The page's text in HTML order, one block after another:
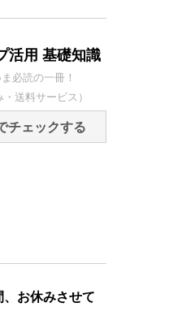
活用 基礎知識
必読の一冊！
送料サービス）
チェックする
お休みさせて